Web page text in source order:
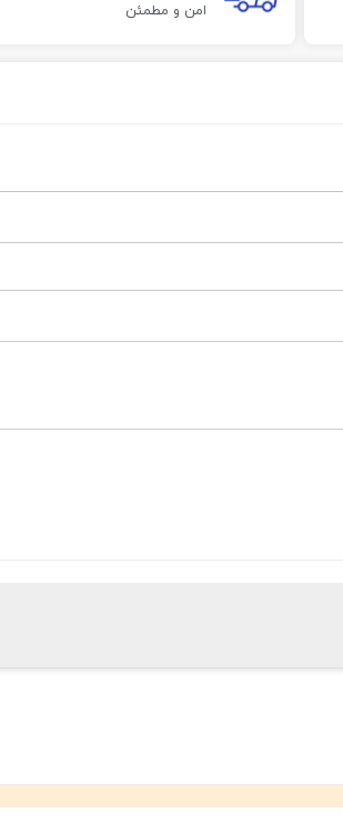
امن و مطمئن